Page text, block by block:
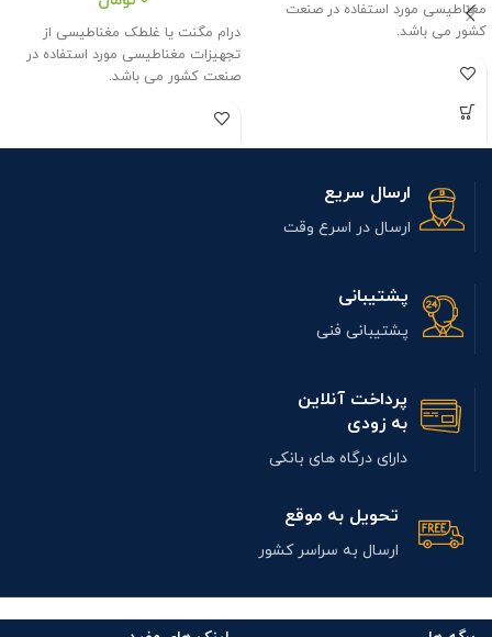
مغناطیسی مورد استفاده در صنعت
کشور می باشد.
درام مگنت یا غلطک مغناطیسی از
تجهیزات مغناطیسی مورد استفاده در
صنعت کشور می باشد.
ارسال سریع
ارسال در اسرع وقت
پشتیبانی
پشتیبانی فنی
پرداخت آنلاین
به زودی
دارای درگاه های بانکی
تحویل به موقع
ارسال به سراسر کشور